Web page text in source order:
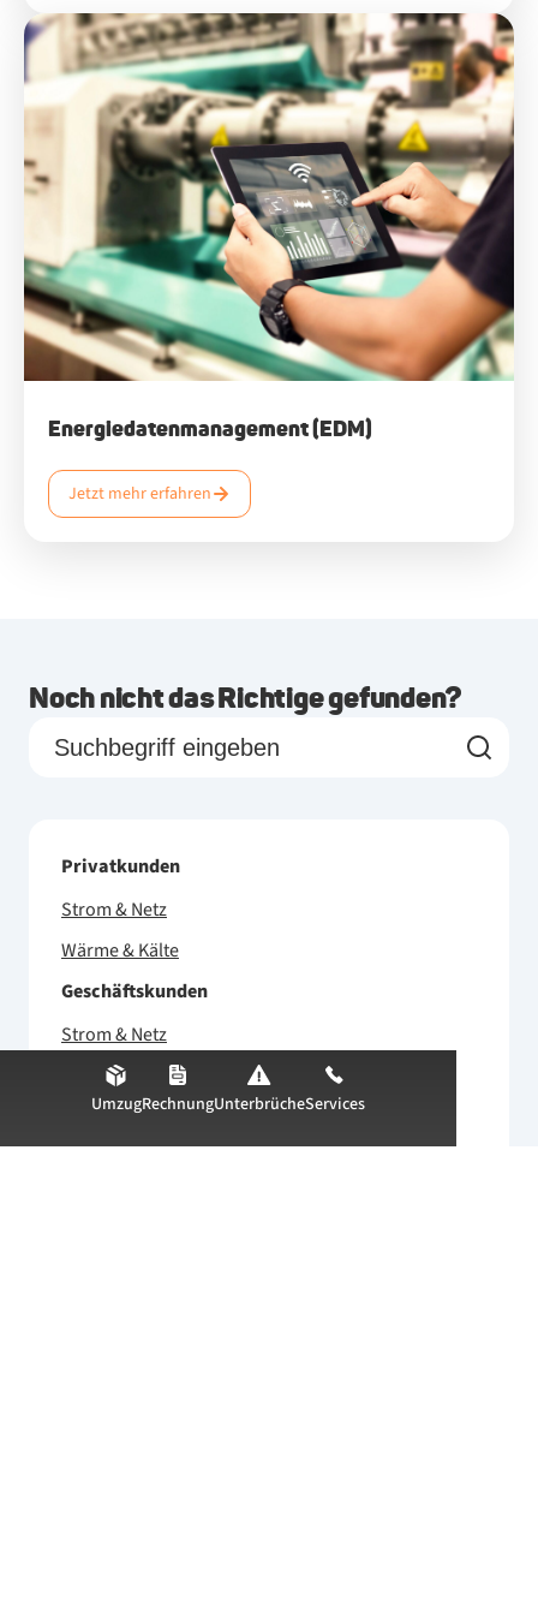
Energiedatenmanagement (EDM)
Jetzt mehr erfahren
Noch nicht das Richtige gefunden?
Privatkunden
Strom & Netz
Wärme & Kälte
Geschäftskunden
Strom & Netz
Wärme & Kälte
Regelenergie
UmzugRechnungUnterbrücheServices